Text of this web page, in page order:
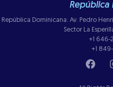
República
República Dominicana: Av. Pedro
Sector La
+1 646-
+1 849-